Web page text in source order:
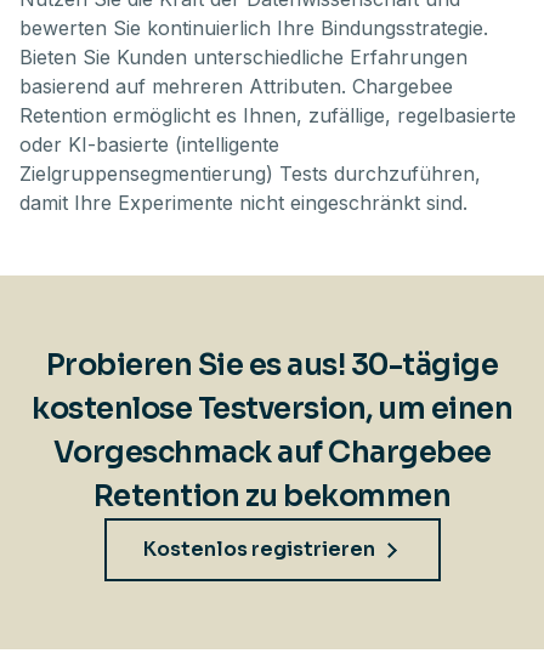
bewerten Sie kontinuierlich Ihre Bindungsstrategie.
Bieten Sie Kunden unterschiedliche Erfahrungen
basierend auf mehreren Attributen. Chargebee
Retention ermöglicht es Ihnen, zufällige, regelbasierte
oder KI-basierte (intelligente
Zielgruppensegmentierung) Tests durchzuführen,
damit Ihre Experimente nicht eingeschränkt sind.
Probieren Sie es aus! 30-tägige
kostenlose Testversion, um einen
Vorgeschmack auf Chargebee
Retention zu bekommen
Kostenlos registrieren